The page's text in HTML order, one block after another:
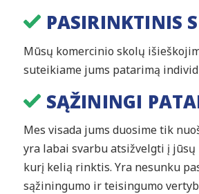
PASIRINKTINIS
Mūsų komercinio skolų
suteikiame jums patarimą
SĄŽININGI
Mes visada jums duosime tik
yra labai svarbu atsižvelgti į
kurį kelią rinktis. Yra nesunku
sąžiningumo ir teisingumo